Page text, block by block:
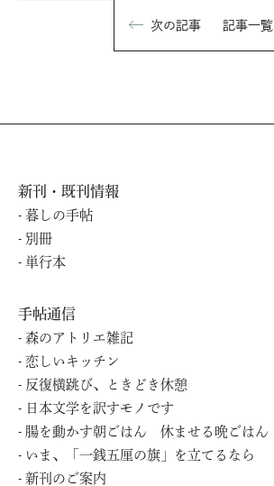
次の記事 記事一覧
新刊・既刊情報
暮しの⼿帖
別冊
単⾏本
手帖通信
森のアトリエ雑記
恋しいキッチン
反復横跳び、ときどき休憩
日本文学を訳すモノです
腸を動かす朝ごはん 休ませる晩ごはん
いま、「一銭五厘の旗」を立てるなら
新刊のご案内